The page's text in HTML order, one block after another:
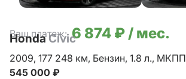
Ваш платеж: 6 874 ₽ / мес.
HondaCivic
2009, 177 248 км, Бензин, 1.8 л., МКПП
545 000 ₽